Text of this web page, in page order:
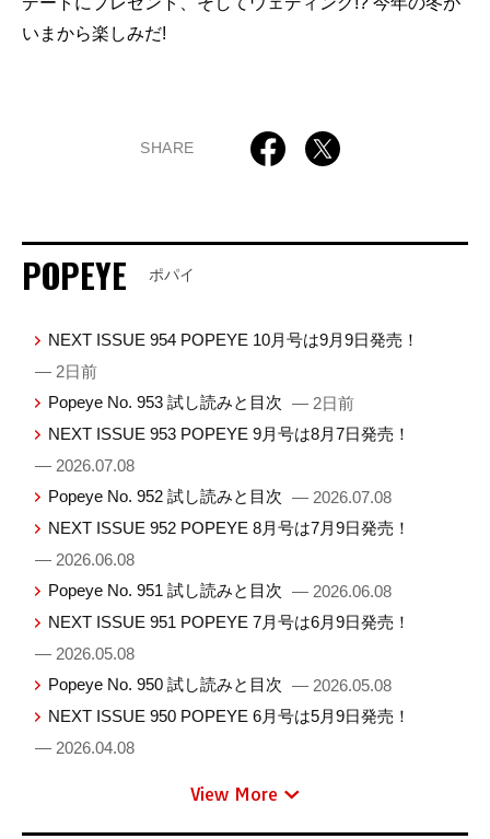
いまから楽しみだ!
SHARE
POPEYE ポパイ
NEXT ISSUE 954 POPEYE 10月号は9月9日発売！
— 2日前
Popeye No. 953 試し読みと目次 — 2日前
NEXT ISSUE 953 POPEYE 9月号は8月7日発売！
— 2026.07.08
Popeye No. 952 試し読みと目次 — 2026.07.08
NEXT ISSUE 952 POPEYE 8月号は7月9日発売！
— 2026.06.08
Popeye No. 951 試し読みと目次 — 2026.06.08
NEXT ISSUE 951 POPEYE 7月号は6月9日発売！
— 2026.05.08
Popeye No. 950 試し読みと目次 — 2026.05.08
NEXT ISSUE 950 POPEYE 6月号は5月9日発売！
— 2026.04.08
View More